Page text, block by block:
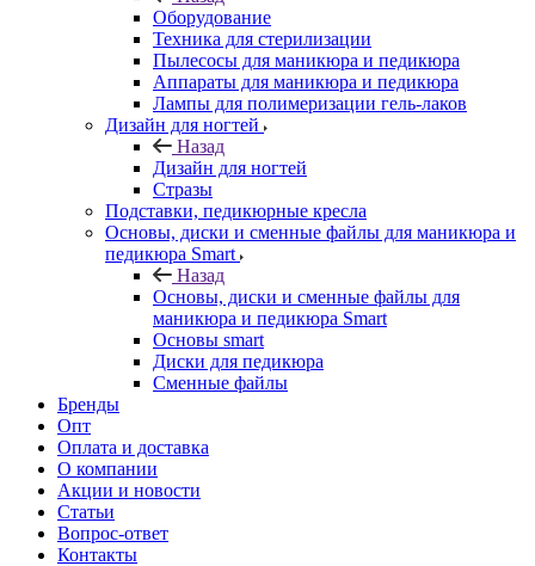
Оборудование
Техника для стерилизации
Пылесосы для маникюра и педикюра
Аппараты для маникюра и педикюра
Лампы для полимеризации гель-лаков
Дизайн для ногтей
Назад
Дизайн для ногтей
Стразы
Подставки, педикюрные кресла
Основы, диски и сменные файлы для маникюра и
педикюра Smart
Назад
Основы, диски и сменные файлы для
маникюра и педикюра Smart
Основы smart
Диски для педикюра
Сменные файлы
Бренды
Опт
Оплата и доставка
О компании
Акции и новости
Статьи
Вопрос-ответ
Контакты